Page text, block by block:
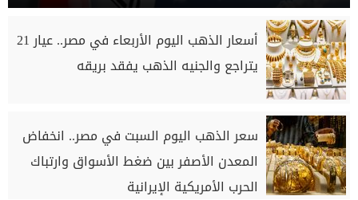
أسعار الذهب اليوم الأربعاء في مصر.. عيار 21
يتراجع والجنيه الذهب يفقد بريقه
سعر الذهب اليوم السبت في مصر.. انخفاض
المعدن الأصفر بين ضغط الأسواق وارتباك
الحرب الأمريكية الإيرانية